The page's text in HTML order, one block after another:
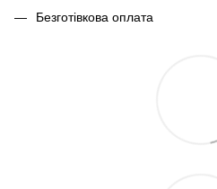
Безготівкова оплата